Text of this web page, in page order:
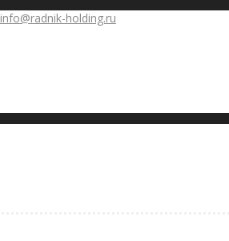
info@radnik-holding.ru